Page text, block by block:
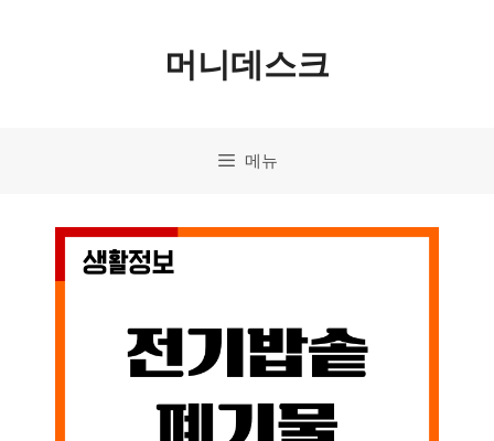
머니데스크
메뉴